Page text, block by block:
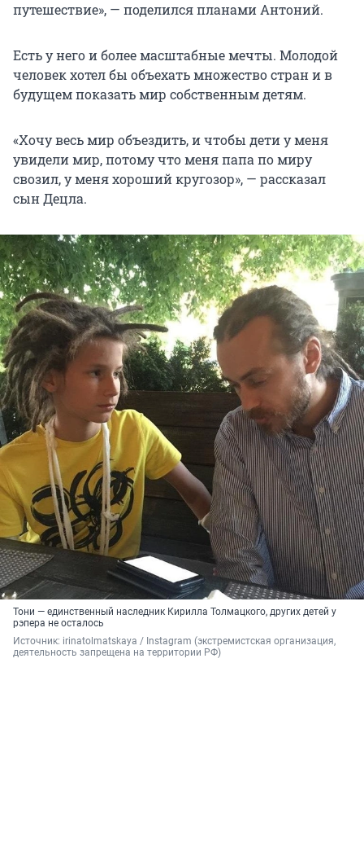
путешествие», — поделился планами Антоний.
Есть у него и более масштабные мечты. Молодой
человек хотел бы объехать множество стран и в
будущем показать мир собственным детям.
«Хочу весь мир объездить, и чтобы дети у меня
увидели мир, потому что меня папа по миру
свозил, у меня хороший кругозор», — рассказал
сын Децла.
Тони — единственный наследник Кирилла Толмацкого, других детей у
рэпера не осталось
Источник: irinatolmatskaya / Instagram (экстремистская организация,
деятельность запрещена на территории РФ)